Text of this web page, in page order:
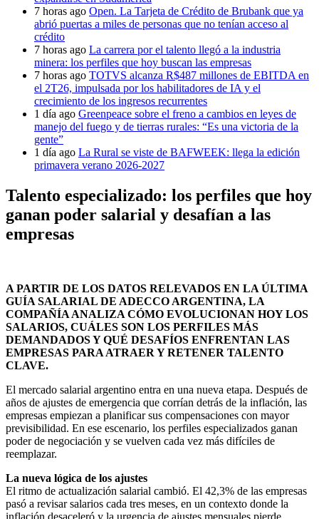
7 horas ago Open. La Tarjeta de Crédito de Brubank que ya
abrió puertas a miles de personas que no tenían acceso al
crédito
7 horas ago La carrera por el talento llegó a la industria
minera: los perfiles que hoy buscan las empresas
7 horas ago TOTVS alcanza R$487 millones de EBITDA en
el 2T26, impulsada por los habilitadores de IA y el
crecimiento de los ingresos recurrentes
1 día ago Greenpeace sobre el freno a cambios en leyes de
manejo del fuego y de tierras rurales: “Es una victoria de la
gente”
1 día ago La Rural se viste de BAFWEEK: llega la edición
primavera verano 2026-2027
Talento especializado: los perfiles que hoy
ganan poder salarial y desafían a las
empresas
A PARTIR DE LOS DATOS RELEVADOS EN LA ÚLTIMA
GUÍA SALARIAL DE ADECCO ARGENTINA, LA
COMPAÑÍA ANALIZA CÓMO EVOLUCIONAN HOY LOS
SALARIOS, CUÁLES SON LOS PERFILES MÁS
DEMANDADOS Y QUÉ DESAFÍOS ENFRENTAN LAS
EMPRESAS PARA ATRAER Y RETENER TALENTO
CLAVE.
El mercado salarial argentino entra en una nueva etapa. Después de
años de ajustes de emergencia que corrían detrás de la inflación, las
empresas empiezan a planificar sus compensaciones con mayor
previsibilidad. En ese escenario, los perfiles especializados ganan
poder de negociación y se vuelven cada vez más difíciles de
reemplazar.
La nueva lógica de los ajustes
El ritmo de actualización salarial cambió. El 42,3% de las empresas
pasó a revisar salarios cada tres meses, en un contexto donde la
inflación desaceleró y la urgencia de ajustes mensuales pierde